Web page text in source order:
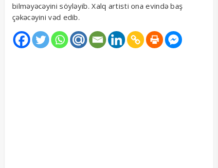
bilməyəcəyini söyləyib. Xalq artisti ona evində baş
çəkəcəyini vəd edib.